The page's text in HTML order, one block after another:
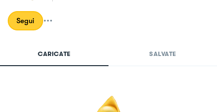
Segui
CARICATE SALVATE